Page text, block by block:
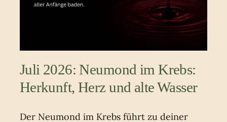
Juli 2026: Neumond im Krebs:
Herkunft, Herz und alte Wasser
Der Neumond im Krebs führt zu deiner